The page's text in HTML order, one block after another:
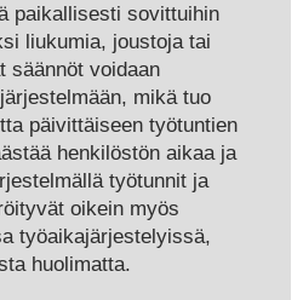
paikallisesti sovittuihin
liukumia, joustoja tai
säännöt voidaan
mikä tuo
päivittäiseen työtuntien
henkilöstön aikaa ja
työtunnit ja
oikein myös
työaikajärjestelyissä,
huolimatta.